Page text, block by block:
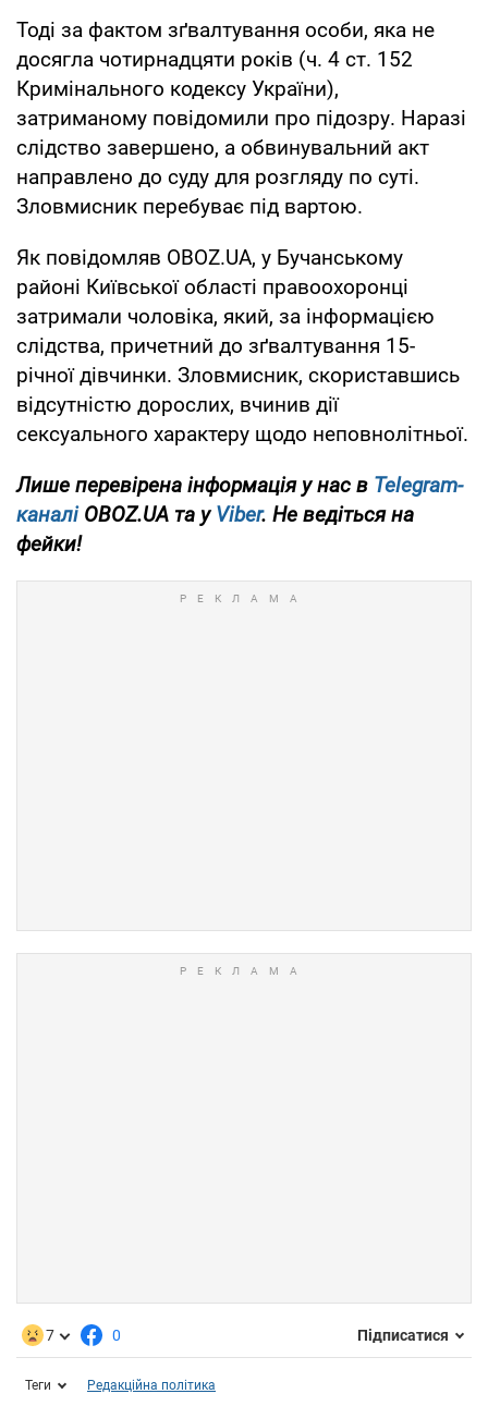
Тоді за фактом зґвалтування особи, яка не
досягла чотирнадцяти років (ч. 4 ст. 152
Кримінального кодексу України),
затриманому повідомили про підозру. Наразі
слідство завершено, а обвинувальний акт
направлено до суду для розгляду по суті.
Зловмисник перебуває під вартою.
Як повідомляв OBOZ.UA, у Бучанському
районі Київської області правоохоронці
затримали чоловіка, який, за інформацією
слідства, причетний до зґвалтування 15-
річної дівчинки. Зловмисник, скориставшись
відсутністю дорослих, вчинив дії
сексуального характеру щодо неповнолітньої.
Лише перевірена інформація у нас в Telegram-
каналіOBOZ.UA та уViber. Не ведіться на
фейки!
7 0 Підписатися
Теги Редакційна політика